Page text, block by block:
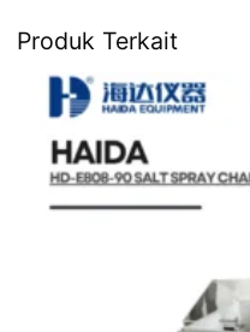
Produk Terkait